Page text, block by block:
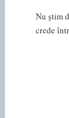
Nu știm
crede